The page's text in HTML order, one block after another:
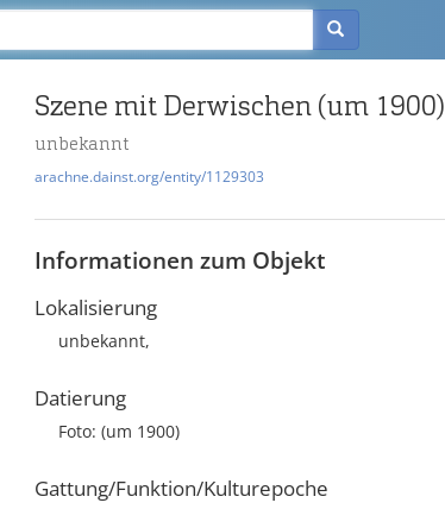
Szene mit Derwischen (um 1900)
unbekannt
arachne.dainst.org/entity/1129303
Informationen zum Objekt
Lokalisierung
unbekannt,
Datierung
Foto: (um 1900)
Gattung/Funktion/Kulturepoche